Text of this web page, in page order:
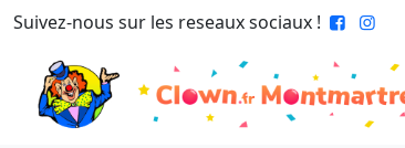
Suivez-nous sur les reseaux sociaux !